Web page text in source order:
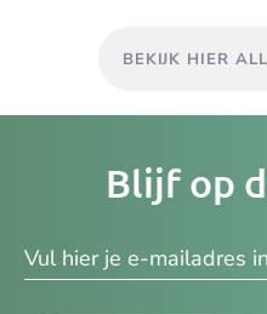
BEKIJK HIER
Blijf op